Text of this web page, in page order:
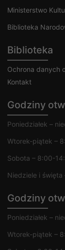
Ministerstwo
Biblioteka
Biblioteka
Ochrona danych
Kontakt
Godziny
Poniedziałek –
Wtorek-piątek –
Sobota – 8:00-
Niedziele i święta
Godziny
Poniedziałek –
Wtorek-piątek –